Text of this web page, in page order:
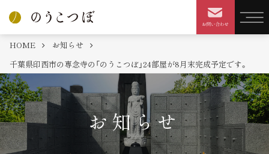
HOME
お知らせ
千葉県印西市の専念寺の「のうこつぼ」24部屋が8月末完成予定です。
お知らせ